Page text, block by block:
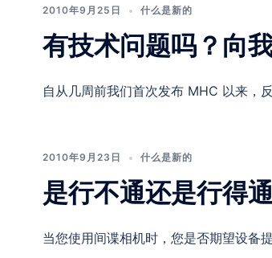
2010年9月25日 什么是新的
有技术问题吗？向
自从几周前我们首次发布 MHC 以来，
2010年9月23日 什么是新的
是行不通还是行得
当您使用间谍相机时，您是否期望设备